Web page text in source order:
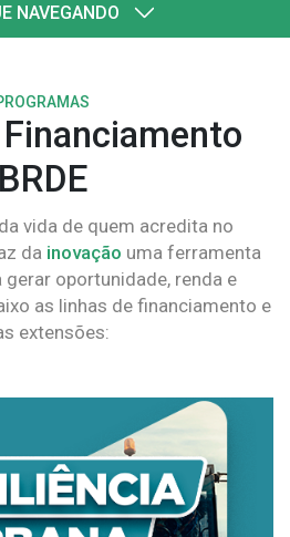
NAVEGANDO
BRDE
vida de quem acredita no
da inovação uma ferramenta
gerar oportunidade, renda e
as linhas de financiamento e
extensões: